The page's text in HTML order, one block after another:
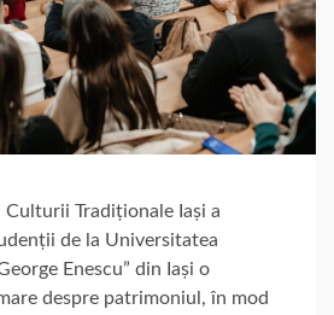
Tradiționale Iași a
de la Universitatea
Enescu” din Iași o
despre patrimoniul, în mod